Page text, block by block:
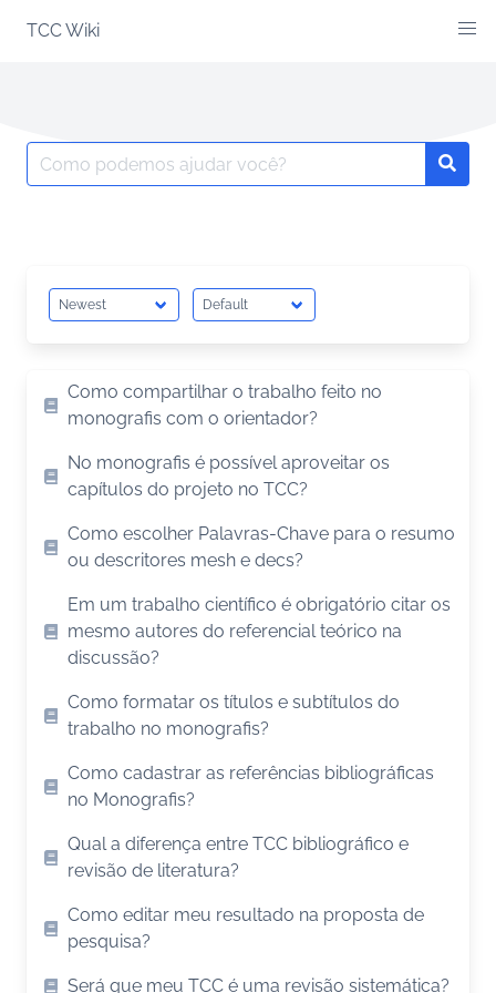
TCC Wiki
Search
for:
Como compartilhar o trabalho feito no
monografis com o orientador?
No monografis é possível aproveitar os
capítulos do projeto no TCC?
Como escolher Palavras-Chave para o resumo
ou descritores mesh e decs?
Em um trabalho científico é obrigatório citar os
mesmo autores do referencial teórico na
discussão?
Como formatar os títulos e subtítulos do
trabalho no monografis?
Como cadastrar as referências bibliográficas
no Monografis?
Qual a diferença entre TCC bibliográfico e
revisão de literatura?
Como editar meu resultado na proposta de
pesquisa?
Será que meu TCC é uma revisão sistemática?